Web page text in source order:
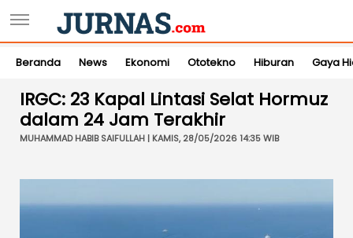
Beranda News Ekonomi Ototekno Hiburan Gaya
IRGC: 23 Kapal Lintasi Selat Hormuz
dalam 24 Jam Terakhir
MUHAMMAD HABIB SAIFULLAH | KAMIS, 28/05/2026 14:35 WIB